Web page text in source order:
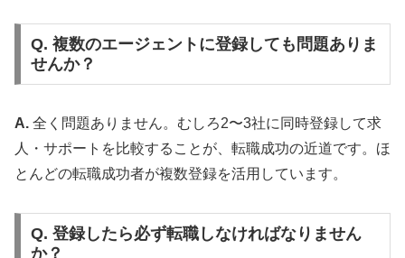
Q. 複数のエージェントに登録しても問題ありま
せんか？
A. 全く問題ありません。むしろ2〜3社に同時登録して求
人・サポートを比較することが、転職成功の近道です。ほ
とんどの転職成功者が複数登録を活用しています。
Q. 登録したら必ず転職しなければなりません
か？